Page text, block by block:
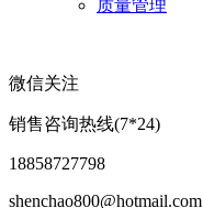
质量管理
微信关注
销售咨询热线(7*24)
18858727798
shenchao800@hotmail.com